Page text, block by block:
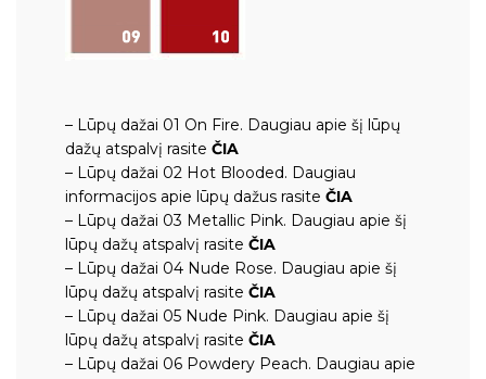
– Lūpų dažai 01 On Fire. Daugiau apie šį lūpų
dažų atspalvį rasite ČIA
– Lūpų dažai 02 Hot Blooded. Daugiau
informacijos apie lūpų dažus rasite ČIA
– Lūpų dažai 03 Metallic Pink. Daugiau apie šį
lūpų dažų atspalvį rasite ČIA
– Lūpų dažai 04 Nude Rose. Daugiau apie šį
lūpų dažų atspalvį rasite ČIA
– Lūpų dažai 05 Nude Pink. Daugiau apie šį
lūpų dažų atspalvį rasite ČIA
– Lūpų dažai 06 Powdery Peach. Daugiau apie